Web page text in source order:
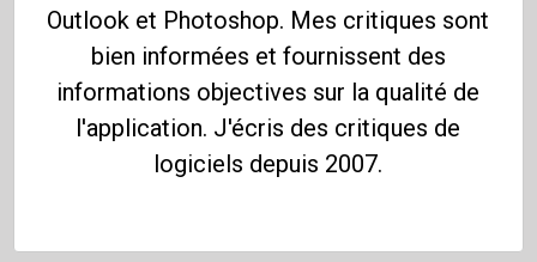
Outlook et Photoshop. Mes critiques sont
bien informées et fournissent des
informations objectives sur la qualité de
l'application. J'écris des critiques de
logiciels depuis 2007.